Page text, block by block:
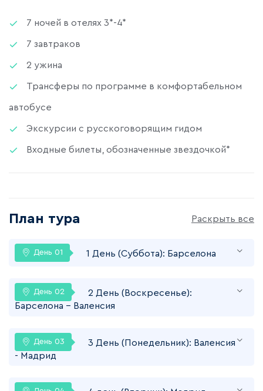
7 ночей в отелях 3*-4*
7 завтраков
2 ужина
Трансферы по программе в комфортабельном
автобусе
Экскурсии с русскоговорящим гидом
Входные билеты, обозначенные звездочкой*
План тура Раскрыть все
1 День (Cуббота): Барселона
Прибытие в Барселону. Встреча в
аэропорту. Трансфер и размещение в отеле
побережье. Свободное время. Ночь в отеле.
2 День (Воскресенье):
Барселона – Валенсия
Завтрак. Обзорная экскурсия по Барселоне
с внешним осмотром знаменитых шедевров
домов Мила и Батльо), а также Пасео де
3 День (Понедельник): Валенсия
- Мадрид